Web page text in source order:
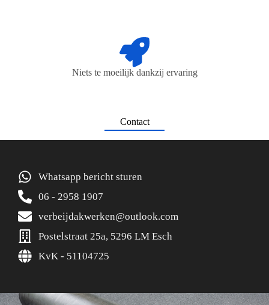
Niets te moeilijk dankzij ervaring
Contact
Whatsapp bericht sturen
06 - 2958 1907
verbeijdakwerken@outlook.com
Postelstraat 25a, 5296 LM Esch
KvK - 51104725